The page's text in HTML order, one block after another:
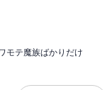
モテ魔族ばかりだけ